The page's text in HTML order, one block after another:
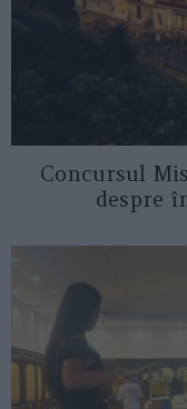
Concursul
despre